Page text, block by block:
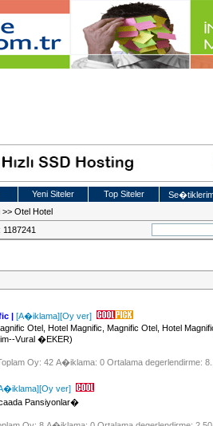
Yeni Siteler Top Siteler
>> Otel Hotel
: 1187241
| [A�iklama][Oy ver]
Otel, Hotel Magnific, Magnific Otel, Hotel
Vural �EKER)
Oy: 42 A�iklama: 0 Ortalama degerlendirme:
[Oy ver]
Pansiyonlar�